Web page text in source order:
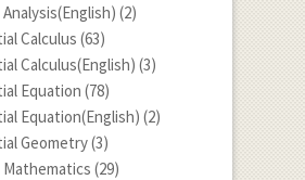
(2)
Calculus (63)
Calculus(English) (3)
Equation (78)
Equation(English) (2)
Geometry(3)
(29)